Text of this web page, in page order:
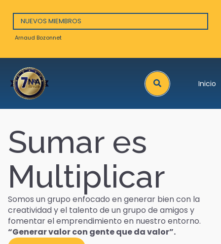
NUEVOS MIEMBROS
Arnaud Bozonnet
Inicio
Search
Sumar es
Multiplicar
Somos un grupo enfocado en generar bien con la
creatividad y el talento de un grupo de amigos y
fomentar el emprendimiento en nuestro entorno.
“Generar valor con gente que da valor”.​